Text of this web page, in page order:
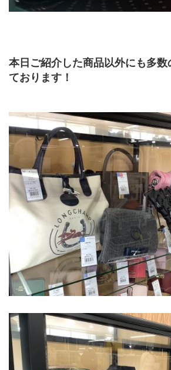
本日ご紹介した商品以外にも多数
ております！